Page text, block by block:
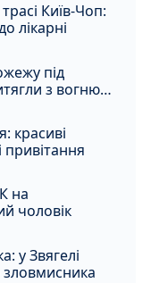
Київ-Чоп:
лікарні
під
з вогню
красиві
привітання
на
чоловік
у Звягелі
зловмисника